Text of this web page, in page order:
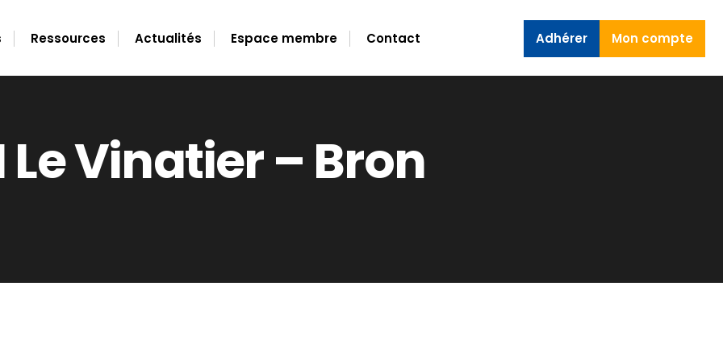
Ressources Actualités Espace membre Contact Mon compte
Adhérer
Le Vinatier – Bron